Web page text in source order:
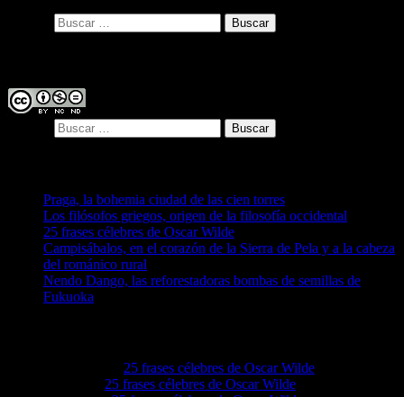
Praga, la bohemia ciudad de las cien torres
Los filósofos griegos, origen de la filosofía occidental
25 frases célebres de Oscar Wilde
Campisábalos, en el corazón de la Sierra de Pela y a la cabeza
del románico rural
Nendo Dango, las reforestadoras bombas de semillas de
Fukuoka
25 frases célebres de Oscar Wilde
25 frases célebres de Oscar Wilde